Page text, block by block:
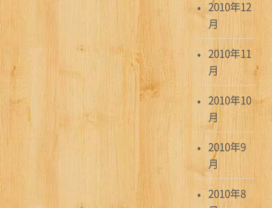
2010年12
月
2010年11
月
2010年10
月
2010年9
月
2010年8